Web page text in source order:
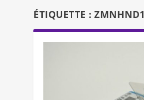
ÉTIQUETTE :ZMNHND1